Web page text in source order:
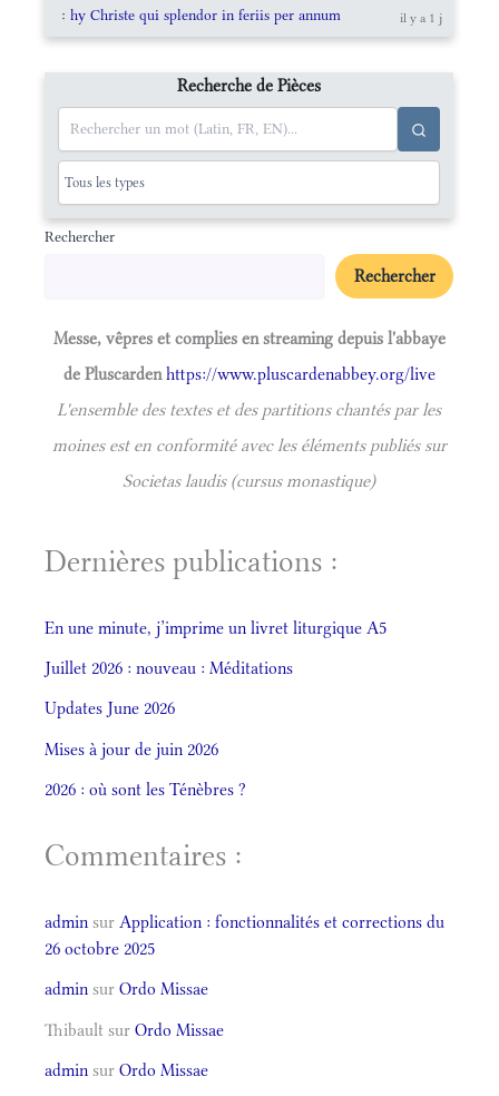
: hy Christe qui splendor in feriis per annum il y a 1 j
Recherche de Pièces
Rechercher
Rechercher
Messe, vêpres et complies en streaming depuis l'abbaye
de Pluscardenhttps://www.pluscardenabbey.org/live
L'ensemble des textes et des partitions chantés par les
moines est en conformité avec les éléments publiés sur
Societas laudis (cursus monastique)
Dernières publications :
En une minute, j’imprime un livret liturgique A5
Juillet 2026 : nouveau : Méditations
Updates June 2026
Mises à jour de juin 2026
2026 : où sont les Ténèbres ?
Commentaires :
admin sur Application : fonctionnalités et corrections du
26 octobre 2025
admin sur Ordo Missae
Thibault sur Ordo Missae
admin sur Ordo Missae